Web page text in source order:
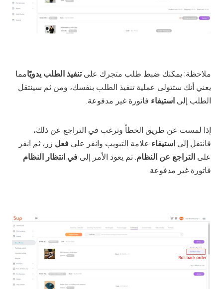
ملاحظة: يمكنك ضبط طلب متجرك علىتنفيذ الطلب يدويًامما
يعني أنك ستتولى عملية تنفيذ الطلب بنفسك، ومن ثم سينتقل
الطلب إلى استيفاء فاتورة غير مدفوعة.
إذا لمست عن طريق الخطأ وترغب في التراجع عن ذلك،
فانتقل إلى استيفاء علامة التبويب وانقر على فعل زر، ثم انقر
على التراجع عن النظام. ثم يعود الأمر إلى في انتظار النظام
فاتورة غير مدفوعة.